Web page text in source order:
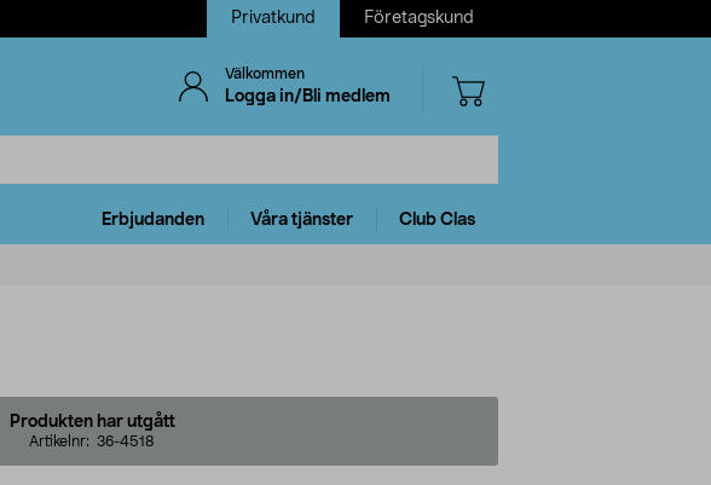
Privatkund Företagskund
Välkommen
Logga in/Bli medlem
Erbjudanden Våra tjänster Club Clas
Produkten har utgått
Artikelnr: 36-4518